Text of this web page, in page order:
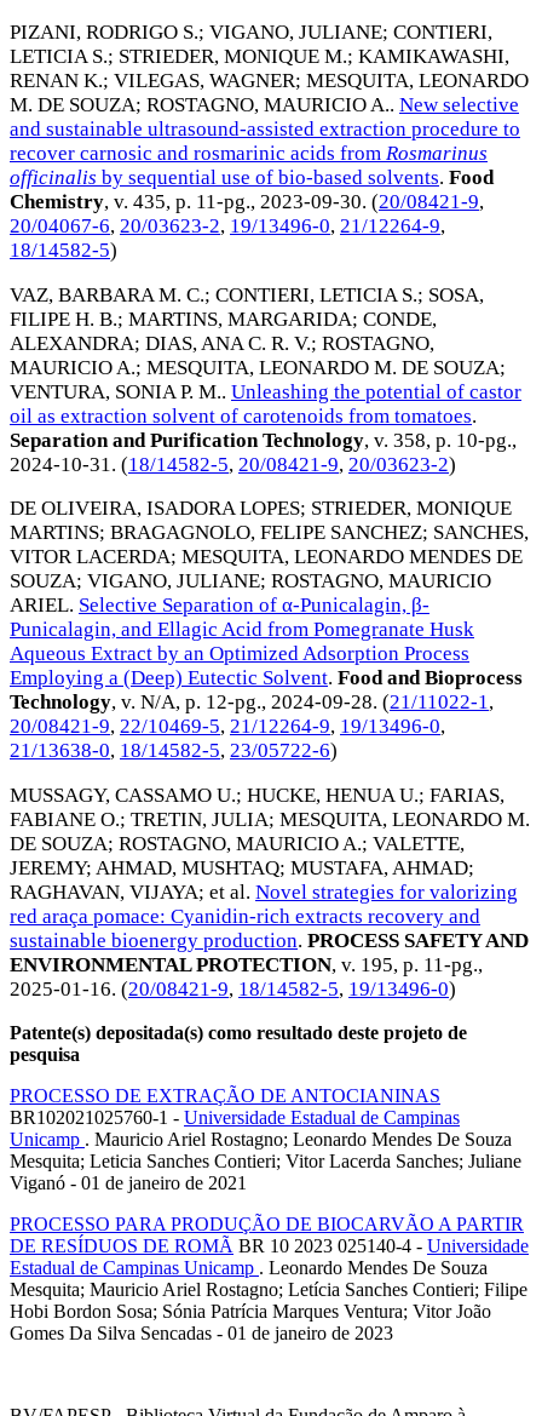
PIZANI, RODRIGO S.; VIGANO, JULIANE; CONTIERI,
LETICIA S.; STRIEDER, MONIQUE M.; KAMIKAWASHI,
RENAN K.; VILEGAS, WAGNER; MESQUITA, LEONARDO
M. DE SOUZA; ROSTAGNO, MAURICIO A.. New selective
and sustainable ultrasound-assisted extraction procedure to
recover carnosic and rosmarinic acids from Rosmarinus
officinalis by sequential use of bio-based solvents. Food
Chemistry, v. 435, p. 11-pg., 2023-09-30. (20/08421-9,
20/04067-6, 20/03623-2, 19/13496-0, 21/12264-9,
18/14582-5)
VAZ, BARBARA M. C.; CONTIERI, LETICIA S.; SOSA,
FILIPE H. B.; MARTINS, MARGARIDA; CONDE,
ALEXANDRA; DIAS, ANA C. R. V.; ROSTAGNO,
MAURICIO A.; MESQUITA, LEONARDO M. DE SOUZA;
VENTURA, SONIA P. M.. Unleashing the potential of castor
oil as extraction solvent of carotenoids from tomatoes.
Separation and Purification Technology, v. 358, p. 10-pg.,
2024-10-31 . (18/14582-5, 20/08421-9, 20/03623-2)
DE OLIVEIRA, ISADORA LOPES; STRIEDER, MONIQUE
MARTINS; BRAGAGNOLO, FELIPE SANCHEZ; SANCHES,
VITOR LACERDA; MESQUITA, LEONARDO MENDES DE
SOUZA; VIGANO, JULIANE; ROSTAGNO, MAURICIO
ARIEL. Selective Separation of α-Punicalagin, β-
Punicalagin, and Ellagic Acid from Pomegranate Husk
Aqueous Extract by an Optimized Adsorption Process
Employing a (Deep) Eutectic Solvent. Food and Bioprocess
Technology, v. N/A, p. 12-pg., 2024-09-28. (21/11022-1,
20/08421-9, 22/10469-5, 21/12264-9, 19/13496-0,
21/13638-0, 18/14582-5, 23/05722-6)
MUSSAGY, CASSAMO U.; HUCKE, HENUA U.; FARIAS,
FABIANE O.; TRETIN, JULIA; MESQUITA, LEONARDO M.
DE SOUZA; ROSTAGNO, MAURICIO A.; VALETTE,
JEREMY; AHMAD, MUSHTAQ; MUSTAFA, AHMAD;
RAGHAVAN, VIJAYA; et al. Novel strategies for valorizing
red araça pomace: Cyanidin-rich extracts recovery and
sustainable bioenergy production. PROCESS SAFETY AND
ENVIRONMENTAL PROTECTION, v. 195, p. 11-pg.,
2025-01-16. (20/08421-9, 18/14582-5, 19/13496-0)
Patente(s) depositada(s) como resultado deste projeto de
pesquisa
PROCESSO DE EXTRAÇÃO DE ANTOCIANINAS
BR102021025760-1 - Universidade Estadual de Campinas
Unicamp . Mauricio Ariel Rostagno; Leonardo Mendes De Souza
Mesquita; Leticia Sanches Contieri; Vitor Lacerda Sanches; Juliane
Viganó - 01 de janeiro de 2021
PROCESSO PARA PRODUÇÃO DE BIOCARVÃO A PARTIR
DE RESÍDUOS DE ROMÃ BR 10 2023 025140-4 - Universidade
Estadual de Campinas Unicamp . Leonardo Mendes De Souza
Mesquita; Mauricio Ariel Rostagno; Letícia Sanches Contieri; Filipe
Hobi Bordon Sosa; Sónia Patrícia Marques Ventura; Vitor João
Gomes Da Silva Sencadas - 01 de janeiro de 2023